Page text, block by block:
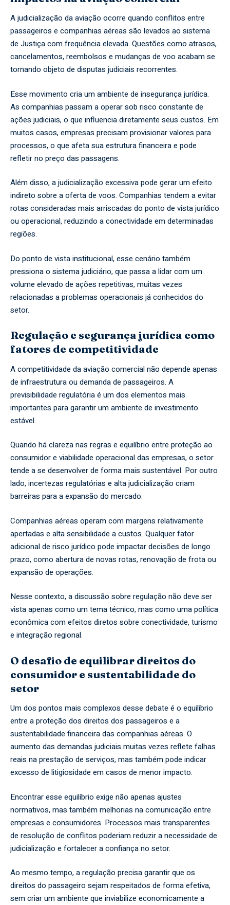
A judicialização da aviação ocorre quando conflitos entre
passageiros e companhias aéreas são levados ao sistema
de Justiça com frequência elevada. Questões como atrasos,
cancelamentos, reembolsos e mudanças de voo acabam se
tornando objeto de disputas judiciais recorrentes.
Esse movimento cria um ambiente de insegurança jurídica.
As companhias passam a operar sob risco constante de
ações judiciais, o que influencia diretamente seus custos. Em
muitos casos, empresas precisam provisionar valores para
processos, o que afeta sua estrutura financeira e pode
refletir no preço das passagens.
Além disso, a judicialização excessiva pode gerar um efeito
indireto sobre a oferta de voos. Companhias tendem a evitar
rotas consideradas mais arriscadas do ponto de vista jurídico
ou operacional, reduzindo a conectividade em determinadas
regiões.
Do ponto de vista institucional, esse cenário também
pressiona o sistema judiciário, que passa a lidar com um
volume elevado de ações repetitivas, muitas vezes
relacionadas a problemas operacionais já conhecidos do
setor.
Regulação e segurança jurídica como
fatores de competitividade
A competitividade da aviação comercial não depende apenas
de infraestrutura ou demanda de passageiros. A
previsibilidade regulatória é um dos elementos mais
importantes para garantir um ambiente de investimento
estável.
Quando há clareza nas regras e equilíbrio entre proteção ao
consumidor e viabilidade operacional das empresas, o setor
tende a se desenvolver de forma mais sustentável. Por outro
lado, incertezas regulatórias e alta judicialização criam
barreiras para a expansão do mercado.
Companhias aéreas operam com margens relativamente
apertadas e alta sensibilidade a custos. Qualquer fator
adicional de risco jurídico pode impactar decisões de longo
prazo, como abertura de novas rotas, renovação de frota ou
expansão de operações.
Nesse contexto, a discussão sobre regulação não deve ser
vista apenas como um tema técnico, mas como uma política
econômica com efeitos diretos sobre conectividade, turismo
e integração regional.
O desafio de equilibrar direitos do
consumidor e sustentabilidade do
setor
Um dos pontos mais complexos desse debate é o equilíbrio
entre a proteção dos direitos dos passageiros e a
sustentabilidade financeira das companhias aéreas. O
aumento das demandas judiciais muitas vezes reflete falhas
reais na prestação de serviços, mas também pode indicar
excesso de litigiosidade em casos de menor impacto.
Encontrar esse equilíbrio exige não apenas ajustes
normativos, mas também melhorias na comunicação entre
empresas e consumidores. Processos mais transparentes
de resolução de conflitos poderiam reduzir a necessidade de
judicialização e fortalecer a confiança no setor.
Ao mesmo tempo, a regulação precisa garantir que os
direitos do passageiro sejam respeitados de forma efetiva,
sem criar um ambiente que inviabilize economicamente a